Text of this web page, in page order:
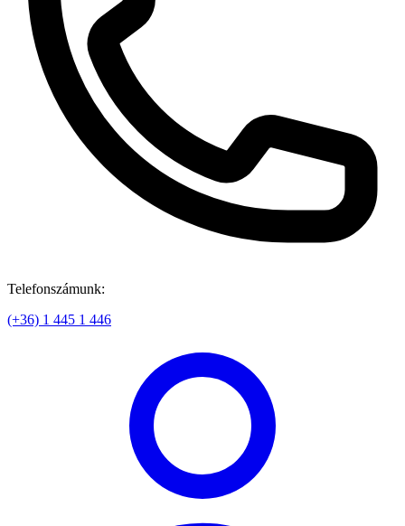
Telefonszámunk:
(+36) 1 445 1 446